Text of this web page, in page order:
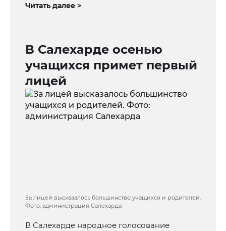
Читать далее >
В Салехарде осенью
учащихся примет первый
лицей
За лицей высказалось большинство учащихся и родителей.
Фото: администрация Салехарда
В Салехарде народное голосование